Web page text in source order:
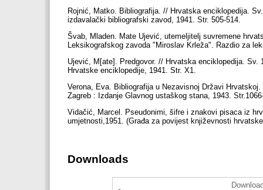
Rojnić, Matko. Bibliografija. // Hrvatska enciklopedija.
izdavalački bibliografski zavod, 1941. Str. 505-514.
Švab, Mladen. Mate Ujević, utemeljitelj suvremene
Leksikografskog zavoda "Miroslav Krleža". Razdio za
Ujević, M[ate]. Predgovor. // Hrvatska enciklopedija.
Hrvatske enciklopedije, 1941. Str. X1.
Verona, Eva. Bibliografija u Nezavisnoj Državi
Zagreb : Izdanje Glavnog ustaškog stana, 1943.
Vidačić, Marcel. Pseudonimi, šifre i znakovi pisaca iz
umjetnosti,1951. (Građa za povijest književnosti
Downloads